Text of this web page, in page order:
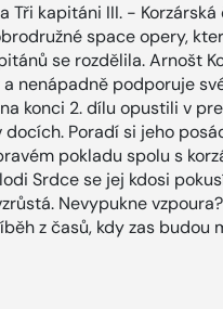
Tři kapitáni III. -
space opery,
se rozdělila. Arnošt
nenápadně podporuje
konci 2. dílu opustili v
docích. Poradí si jeho
pokladu spolu s
Srdce se jej kdosi
Nevypukne
z časů, kdy zas budou